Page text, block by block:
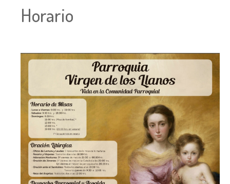
Horario